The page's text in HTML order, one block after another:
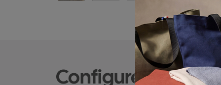
Configurez votre